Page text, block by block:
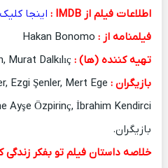
اطلاعات فیلم از IMDB :
اینجا
فیلمنامه از :Hakan Bonomo
تهیه کننده (ها) :Timur Savcı, Cemal Okan, Murat Dalkılıç
بازیگران : Ezgi Şenler, Mert Ege
بازیگران.
خلاصه داستان فیلم تو بفکر